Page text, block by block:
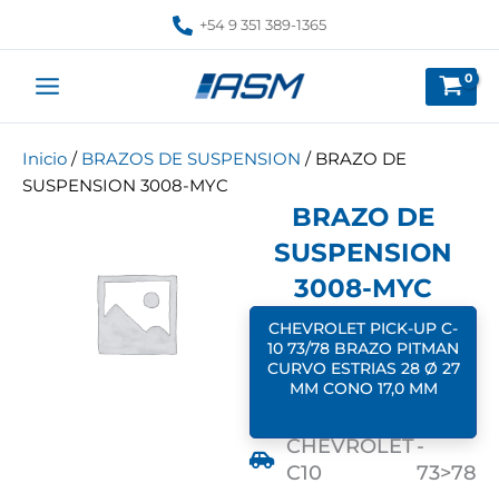
+54 9 351 389-1365
Inicio / BRAZOS DE SUSPENSION / BRAZO DE
SUSPENSION 3008-MYC
BRAZO DE
SUSPENSION
3008-MYC
CHEVROLET PICK-UP C-
10 73/78 BRAZO PITMAN
CURVO ESTRIAS 28 Ø 27
MM CONO 17,0 MM
CHEVROLET
C10
-
73>78